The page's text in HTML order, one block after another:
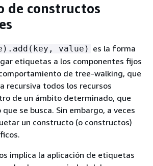
de constructos
value) es la forma
etiquetas a los componentes fijos
comportamiento de tree-walking, que
recursiva todos los recursos
de un ámbito determinado, que
se busca. Sin embargo, a veces
un constructo (o constructos)
implica la aplicación de etiquetas